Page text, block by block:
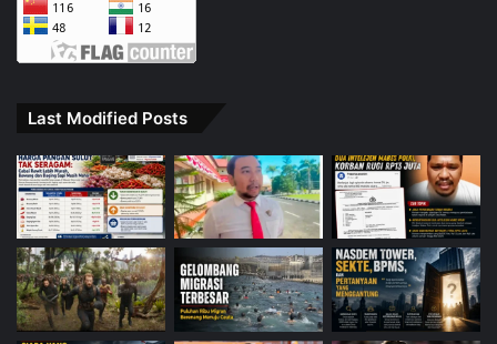
Last Modified Posts